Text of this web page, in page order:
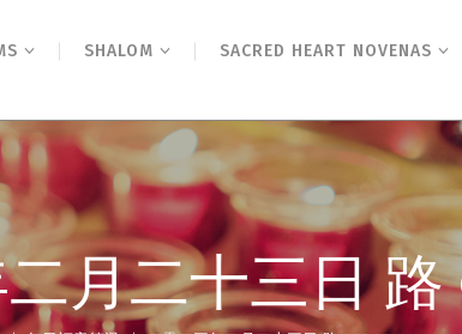
SHALOM SACRED HEART NOVENAS
月二十三日 路